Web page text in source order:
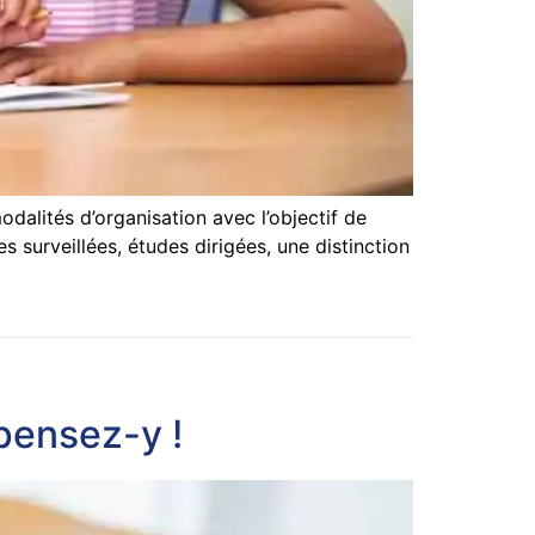
d’organisation avec l’objectif de
surveillées, études dirigées, une distinction
y !